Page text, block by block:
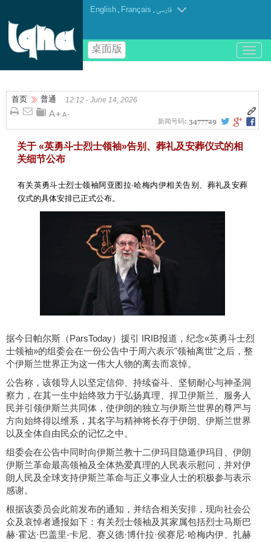
English . Français .فارسی
桌面版
باز
و
کردن
首页 普通 12:12 - June 14, 2026
新闻号码: 3477729
关于 «英勇斗士烈士领袖»告别、葬礼及安葬仪式的相
关细节公布
有关英勇斗士烈士领袖阿亚图拉·哈梅内伊相关告别、葬礼及安葬
仪式的具体安排已正式公布。
据今日帕尔斯（ParsToday）援引 IRIB报道，纪念«英勇斗士烈
士领袖»的组委会在一份公告中于周六表示"领袖离世"之后，整
个伊斯兰世界正为这一伟大人物的离去而哀悼。
公告称，该领导人以坚定信仰、持续奋斗、坚韧耐心与神圣洞
察力，在其一生中始终致力于弘扬真理、捍卫伊斯兰、服务人
民并引领伊斯兰共同体，使伊朗的独立与伊斯兰世界的尊严与
方向始终得以维系，其名字与精神将长存于伊朗、伊斯兰世界
以及全体自由民众的记忆之中。
组委会在公告中同时向伊斯兰教十二伊玛目隐遁伊玛目、伊朗
伊斯兰革命最高领袖及全体热爱真理的人民表示慰问，并对伊
朗人民及全球支持伊斯兰革命与正义事业人士的积极参与表示
感谢。
根据该委员会此前发布的通知，并结合相关安排，现向社会公
众及哀悼者通报如下：有关烈士领袖及其家属包括烈士马斯巴
赫·霍达·巴盖里-卡尼、赛义德·博什拉·侯赛尼·哈梅内伊、扎赫